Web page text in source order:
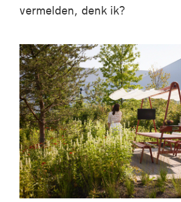
vermelden, denk ik?